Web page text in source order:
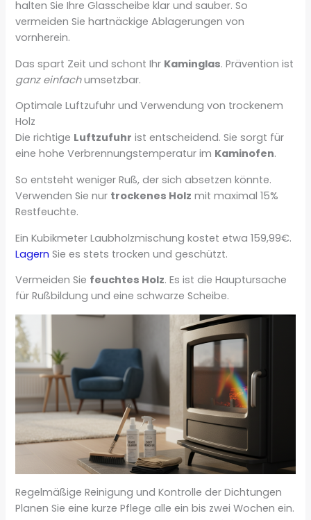
halten Sie Ihre Glasscheibe klar und sauber. So
vermeiden Sie hartnäckige Ablagerungen von
vornherein.
Das spart Zeit und schont Ihr Kaminglas. Prävention ist
ganz einfachumsetzbar.
Optimale Luftzufuhr und Verwendung von trockenem
Holz
Die richtige Luftzufuhr ist entscheidend. Sie sorgt für
eine hohe Verbrennungstemperatur im Kaminofen.
So entsteht weniger Ruß, der sich absetzen könnte.
Verwenden Sie nur trockenes Holz mit maximal 15%
Restfeuchte.
Ein Kubikmeter Laubholzmischung kostet etwa 159,99€.
Lagern Sie es stets trocken und geschützt.
Vermeiden Sie feuchtes Holz. Es ist die Hauptursache
für Rußbildung und eine schwarze Scheibe.
Regelmäßige Reinigung und Kontrolle der Dichtungen
Planen Sie eine kurze Pflege alle ein bis zwei Wochen ein.